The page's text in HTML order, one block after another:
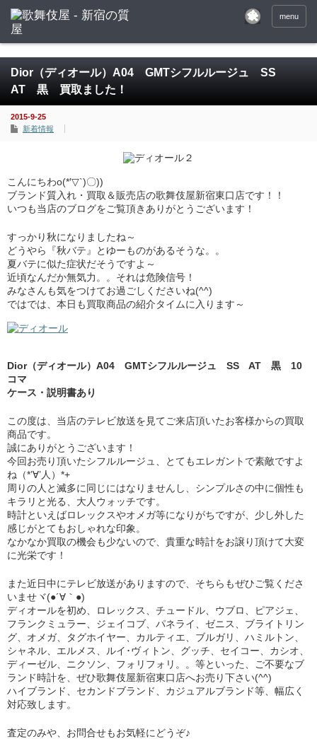
menu
Dior（ディオール）A04 GMTシフルルージュ SS
AT 黒 買取ました！
2015-9-25
新着情報
こんにちわo(*′▽`)〇))
ブランド質入れ・買取＆販売店の歌舞伎屋新宿東口店です！！
いつも当店のブログをご覧頂きありがとうございます！
すっかり秋になりましたね～
どうやら『秋バテ』とゆーものがあるそうな。。
夏バテに似た症状だそうですよ～
近頃なんだか無気力。。それは危険信号！
みなさんも気をつけてお過ごしくださいね(^^)
ではでは、本日も買取商品の紹介タイムに入ります～
Dior（ディオール）A04 GMTシフルルージュ SS AT 黒 10
コマ
ケース・説明書あり
この度は、当店のテレビ放送を見てご来店頂いたお客様からの買取
商品です。
誠にありがとうございます！
今回お売り頂いたシフルルージュ、とてもエレガントで素敵ですよ
ね（*’∀’人）*+
周りの人と滅多に同じにはなりませんし、シンプルさの中に個性も
キラリと光る、大人ウォッチです。
時計といえばロレックスやオメガ等になりがちですが、少し外した
感じがとてもおしゃれな印象。
なかなか買取の機会も少ないので、貴重な時計をお譲り頂けて大変
に光栄です！
また近日中にテレビ放送がありますので、そちらもぜひご覧くださ
いませヾ(●´∀｀●)
ディオールを初め、ロレックス、チュードル、ウブロ、ピアジェ、
フランクミュラー、ジェイコブ、パネライ、ゼニス、ブライトリン
グ、オメガ、タグホイヤー、カルティエ、ブルガリ、ハミルトン、
シャネル、エルメス、ルイ･ヴィトン、グッチ、セイコー、カシオ、
ディーゼル、ニクソン、フォリフォリ。。等といった、ご不要なブ
ランド時計を、ぜひ歌舞伎屋新宿東口店へお売り下さい(^^)
ハイブランド、セカンドブランド、カジュアルブランド等、幅広く
対応致します。
査定のみや、お問合せもお気軽にどうぞ♪